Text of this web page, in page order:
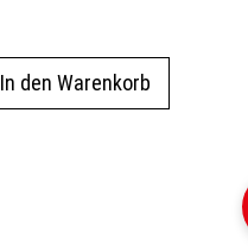
In den Warenkorb